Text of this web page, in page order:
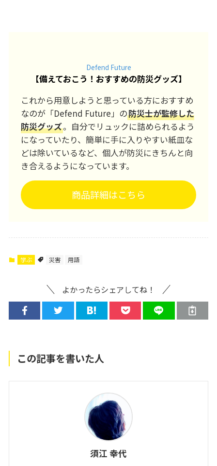
Defend Future
【備えておこう！おすすめの防災グッズ】
これから用意しようと思っている方におすすめ
なのが「Defend Future」の防災士が監修した
防災グッズ。自分でリュックに詰められるよう
になっていたり、簡単に手に入りやすい紙皿な
どは除いているなど、個人が防災にきちんと向
き合えるようになっています。
商品詳細はこちら
学ぶ 災害 用語
よかったらシェアしてね！
この記事を書いた人
須江 幸代